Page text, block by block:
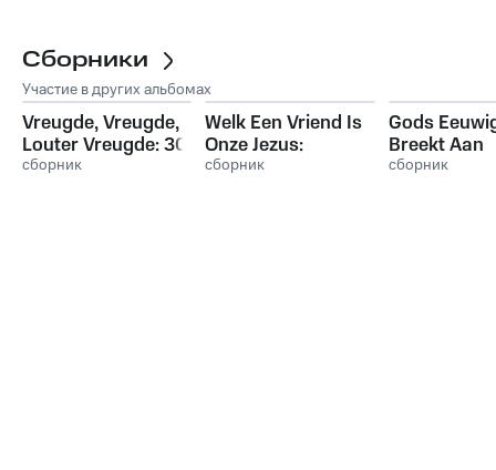
Сборники
Участие в других альбомах
Vreugde, Vreugde,
Louter Vreugde: 30
Liederen uit de
сборник
Welk Een Vriend Is
Onze Jezus:
Geliefde Johannes
сборник
Gods
Breekt Aan
сборник